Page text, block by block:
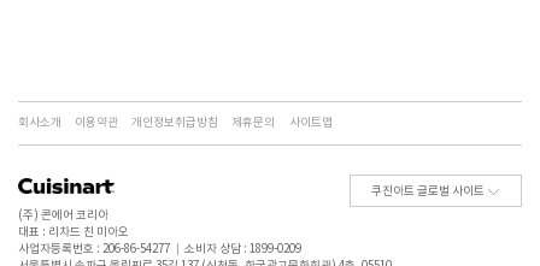
회사소개 이용약관 개인정보취급방침 제휴문의 사이트맵
쿠진아트 글로벌 사이트
(주) 콘에어 코리아
대표 : 리차드 친 미아오
사업자등록번호 : 206-86-54277
소비자 상담 : 1899-0209